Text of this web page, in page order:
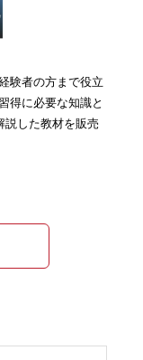
験者の方まで役立
得に必要な知識と
説した教材を販売